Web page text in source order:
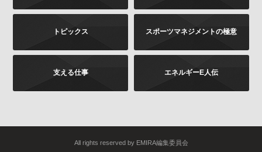
トピックス スポーツマネジメントの極意
支える仕事 エネルギーE人伝
All rights reserved by EMIRA編集委員会